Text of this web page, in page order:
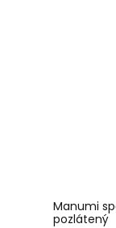
Manumi
pozlátený